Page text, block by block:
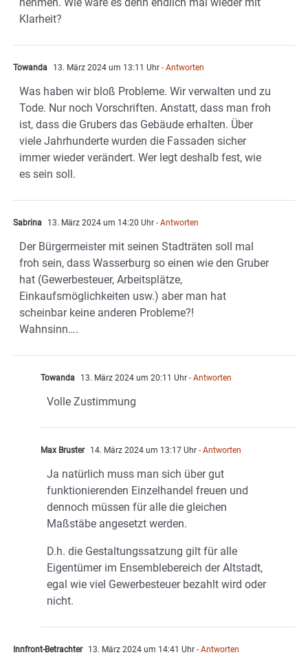
Klarheit?
Towanda 13. März 2024 um 13:11 Uhr - Antworten
Was haben wir bloß Probleme. Wir verwalten und zu
Tode. Nur noch Vorschriften. Anstatt, dass man froh
ist, dass die Grubers das Gebäude erhalten. Über
viele Jahrhunderte wurden die Fassaden sicher
immer wieder verändert. Wer legt deshalb fest, wie
es sein soll.
Sabrina 13. März 2024 um 14:20 Uhr - Antworten
Der Bürgermeister mit seinen Stadträten soll mal
froh sein, dass Wasserburg so einen wie den Gruber
hat (Gewerbesteuer, Arbeitsplätze,
Einkaufsmöglichkeiten usw.) aber man hat
scheinbar keine anderen Probleme?!
Wahnsinn….
Towanda 13. März 2024 um 20:11 Uhr - Antworten
Volle Zustimmung
Max Bruster 14. März 2024 um 13:17 Uhr - Antworten
Ja natürlich muss man sich über gut
funktionierenden Einzelhandel freuen und
dennoch müssen für alle die gleichen
Maßstäbe angesetzt werden.
D.h. die Gestaltungssatzung gilt für alle
Eigentümer im Ensemblebereich der Altstadt,
egal wie viel Gewerbesteuer bezahlt wird oder
nicht.
Innfront-Betrachter 13. März 2024 um 14:41 Uhr - Antworten